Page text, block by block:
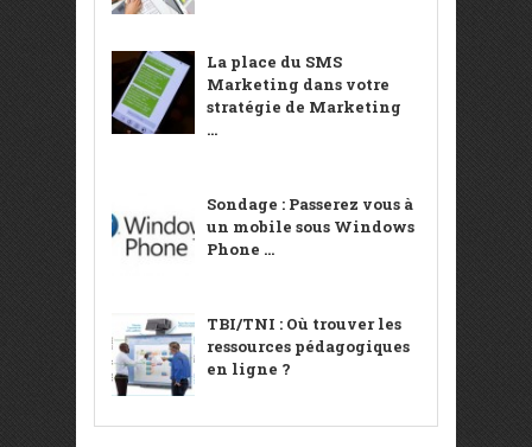
La place du SMS
Marketing dans votre
stratégie de Marketing
...
Sondage : Passerez vous à
un mobile sous Windows
Phone ...
TBI/TNI : Où trouver les
ressources pédagogiques
en ligne ?